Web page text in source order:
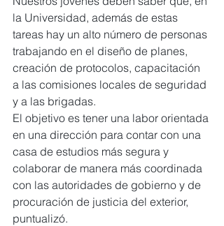
la Universidad, además de estas
tareas hay un alto número de personas
trabajando en el diseño de planes,
creación de protocolos, capacitación
a las comisiones locales de seguridad
y a las brigadas.
El objetivo es tener una labor orientada
en una dirección para contar con una
casa de estudios más segura y
colaborar de manera más coordinada
con las autoridades de gobierno y de
procuración de justicia del exterior,
puntualizó.